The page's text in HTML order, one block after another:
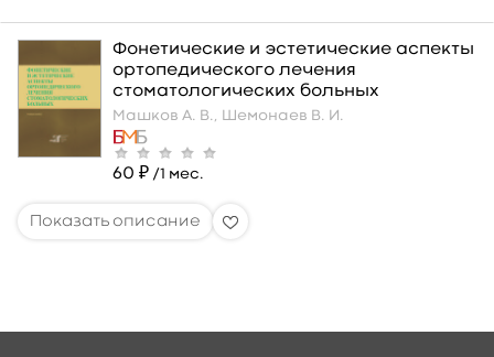
Фонетические и эстетические аспекты
ортопедического лечения
стоматологических больных
Машков А. В., Шемонаев В. И.
60 ₽ /1 мес.